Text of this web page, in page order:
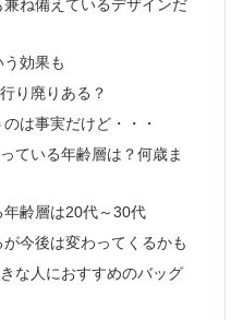
ね備えているデザインだ
効果も
り廃りある？
は事実だけど・・・
ている年齢層は？何歳ま
年齢層は20代～30代
今後は変わってくるかも
な人におすすめのバッグ